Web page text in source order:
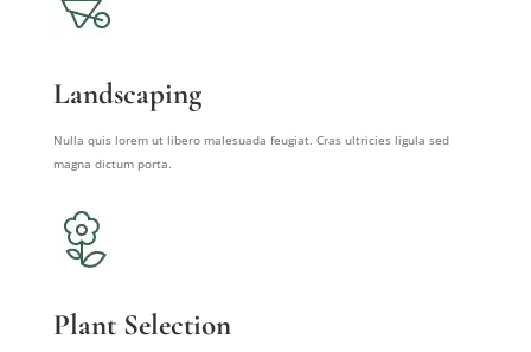
Landscaping
Nulla quis lorem ut libero malesuada feugiat. Cras ultricies ligula sed
magna dictum porta.
Plant Selection